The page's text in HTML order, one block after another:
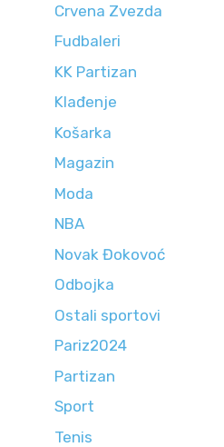
Crvena Zvezda
Fudbaleri
KK Partizan
Klađenje
Košarka
Magazin
Moda
NBA
Novak Đokovoć
Odbojka
Ostali sportovi
Pariz2024
Partizan
Sport
Tenis